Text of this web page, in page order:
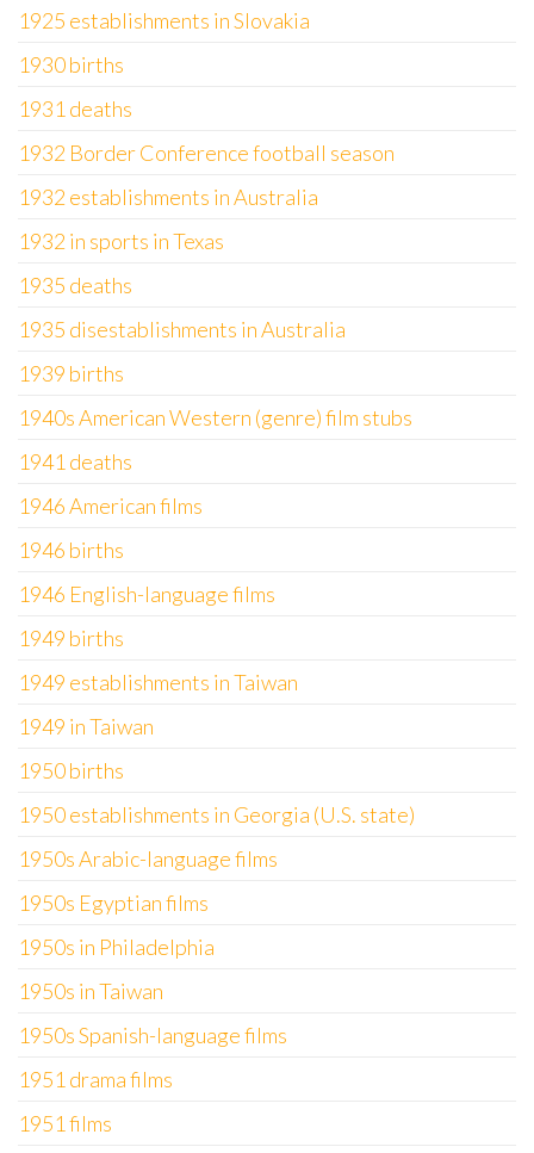
1925 establishments in Slovakia
1930 births
1931 deaths
1932 Border Conference football season
1932 establishments in Australia
1932 in sports in Texas
1935 deaths
1935 disestablishments in Australia
1939 births
1940s American Western (genre) film stubs
1941 deaths
1946 American films
1946 births
1946 English-language films
1949 births
1949 establishments in Taiwan
1949 in Taiwan
1950 births
1950 establishments in Georgia (U.S. state)
1950s Arabic-language films
1950s Egyptian films
1950s in Philadelphia
1950s in Taiwan
1950s Spanish-language films
1951 drama films
1951 films